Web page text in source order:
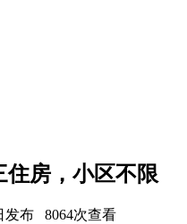
住房，小区不限
发布 8064次查看